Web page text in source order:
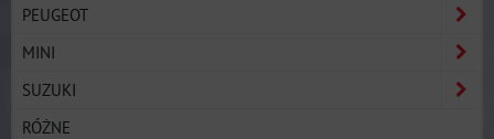
PEUGEOT
MINI
SUZUKI
RÓŻNE